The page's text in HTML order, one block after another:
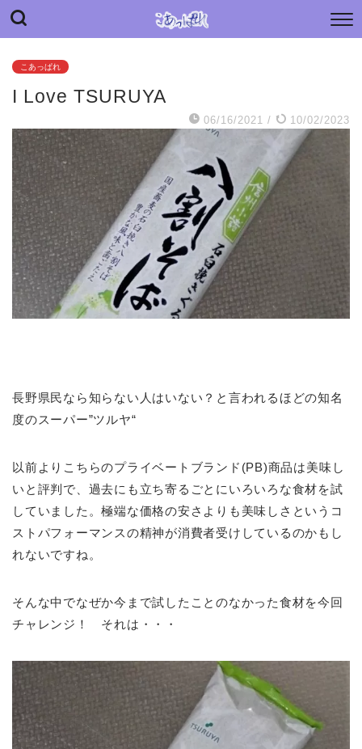
“こあっぱれ” blog
こあっぱれ
I Love TSURUYA
06/16/2021 / 10/02/2023
長野県民なら知らない人はいない？と言われるほどの知名
度のスーパー”ツルヤ“
以前よりこちらのプライベートブランド(PB)商品は美味し
いと評判で、過去にも立ち寄るごとにいろいろな食材を試
していました。極端な価格の安さよりも美味しさというコ
ストパフォーマンスの精神が消費者受けしているのかもし
れないですね。
そんな中でなぜか今まで試したことのなかった食材を今回
チャレンジ！ それは・・・